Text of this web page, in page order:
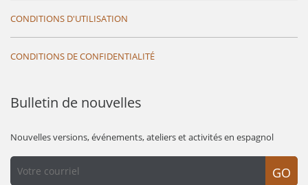
CONDITIONS D'UTILISATION
CONDITIONS DE CONFIDENTIALITÉ
Bulletin de nouvelles
Nouvelles versions, événements, ateliers et activités en espagnol
GO